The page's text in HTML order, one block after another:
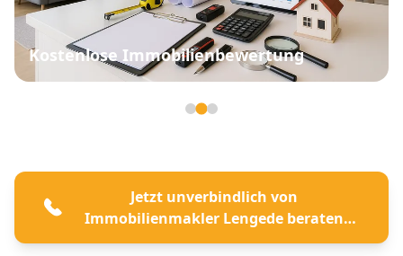
Kostenlose Immobilienbewertung
Jetzt unverbindlich von
Immobilienmakler Lengede beraten
lassen